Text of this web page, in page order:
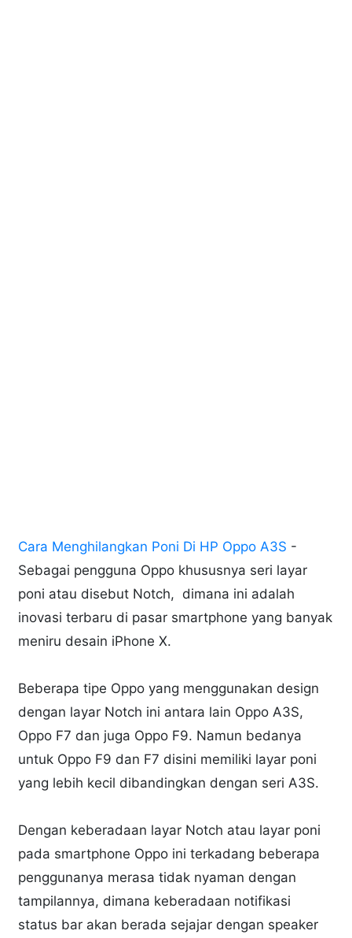
Cara Menghilangkan Poni Di HP Oppo A3S -
Sebagai pengguna Oppo khususnya seri layar
poni atau disebut Notch, dimana ini adalah
inovasi terbaru di pasar smartphone yang banyak
meniru desain iPhone X.
Beberapa tipe Oppo yang menggunakan design
dengan layar Notch ini antara lain Oppo A3S,
Oppo F7 dan juga Oppo F9. Namun bedanya
untuk Oppo F9 dan F7 disini memiliki layar poni
yang lebih kecil dibandingkan dengan seri A3S.
Dengan keberadaan layar Notch atau layar poni
pada smartphone Oppo ini terkadang beberapa
penggunanya merasa tidak nyaman dengan
tampilannya, dimana keberadaan notifikasi
status bar akan berada sejajar dengan speaker